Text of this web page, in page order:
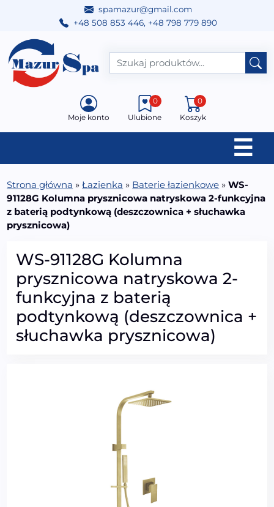
spamazur@gmail.com
+48 508 853 446, +48 798 779 890
Przejdź do treści
Main Navigation
Moje konto Ulubione
0
Koszyk
0
☰
Strona główna »Łazienka » Baterie łazienkowe »WS-
91128G Kolumna prysznicowa natryskowa 2-funkcyjna
z baterią podtynkową (deszczownica + słuchawka
prysznicowa)
WS-91128G Kolumna
prysznicowa natryskowa 2-
funkcyjna z baterią
podtynkową (deszczownica +
słuchawka prysznicowa)